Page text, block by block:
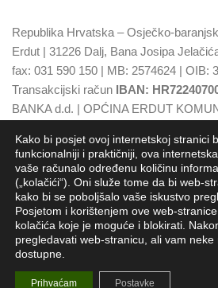
Republika Hrvatska – Osječko-
Erdut | 31226 Dalj, Bana Josipa
fax: 031 590 150 | MB: 2574624 | OIB:
Transakcijski račun IBAN:
BANKA d.d. | OPĆINA ERDUT
d.d.
Općina Erdut - Jedinica lokalne
Kako bi posjet ovoj internetskoj stranici
funkcionalniji i praktičniji, ova
vaše računalo određenu količinu
(„kolačići“). Oni služe tome da bi web-
kako bi se poboljšalo vaše iskustvo
Posjetom i korištenjem ove web-
kolačića koje je moguće i blokirati.
pregledavati web-stranicu, ali vam
dostupne.
Prihvaćam Postavke